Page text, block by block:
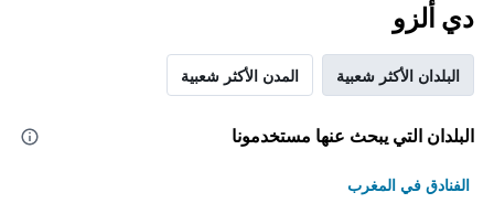
دي ألزو
البلدان الأكثر شعبية المدن الأكثر شعبية
البلدان التي يبحث عنها مستخدمونا
الفنادق في المغرب